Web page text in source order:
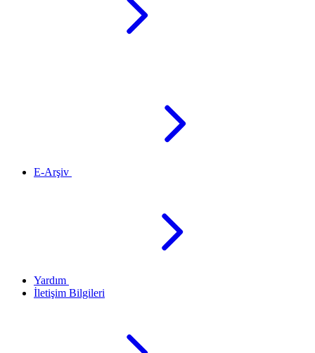
E-Arşiv
Yardım
İletişim Bilgileri